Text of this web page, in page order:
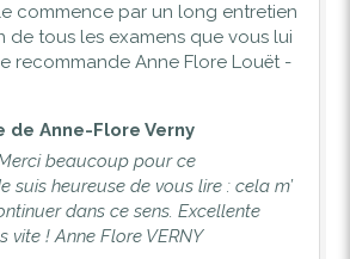
commence par un long entretien
de tous les examens que vous lui
recommande Anne Flore Louët -
de Anne-Flore Verny
beaucoup pour ce
suis heureuse de vous lire : cela m’
dans ce sens. Excellente
vite ! Anne Flore VERNY